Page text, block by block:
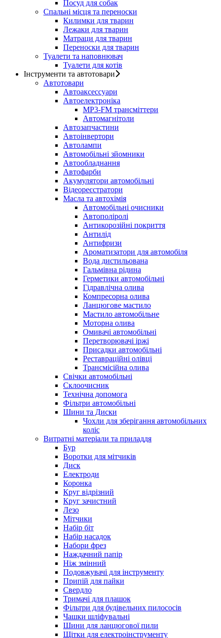
Посуд для собак
Спальні місця та переноски
Килимки для тварин
Лежаки для тварин
Матраци для тварин
Переноски для тварин
Туалети та наповнювач
Туалети для котів
Інструменти та автотовари
Автотовари
Автоаксессуари
Автоелектроніка
MP3-FM трансміттери
Автомагнітоли
Автозапчастини
Автоінвертори
Автолампи
Автомобільні зйомники
Автообладнання
Автофарби
Акумулятори автомобільні
Відеореєстратори
Масла та автохімія
Автомобільні очисники
Автополіролі
Антикорозійні покриття
Антилід
Антифризи
Ароматизатори для автомобіля
Вода дистильована
Гальмівна рідина
Герметики автомобільні
Гідравлічна олива
Компресорна олива
Ланцюгове мастило
Мастило автомобільне
Моторна олива
Омивачі автомобільні
Перетворювачі іржі
Присадки автомобільні
Реставраційні олівці
Трансмісійна олива
Свічки автомобільні
Склоочисник
Технічна допомога
Фільтри автомобільні
Шини та Диски
Чохли для зберігання автомобільних
коліс
Витратні матеріали та приладдя
Бур
Воротки для мітчиків
Диск
Електроди
Коронка
Круг відрізний
Круг зачистний
Лезо
Мітчики
Набір біт
Набір насадок
Набори фрез
Наждачний папір
Ніж змінний
Подовжувачі для інструменту
Припій для пайки
Свердло
Тримачі для плашок
Фільтри для будівельних пилососів
Чашки шліфувальні
Шини для ланцюгової пили
Щітки для електроінструменту